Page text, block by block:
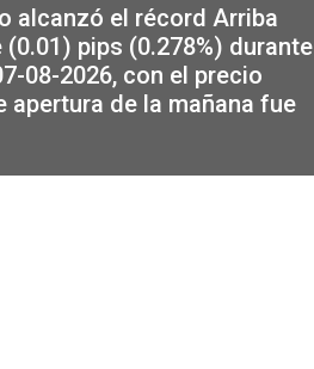
alcanzó el récord Arriba
pips (0.278%) durante
08-2026, con el precio
apertura de la mañana fue